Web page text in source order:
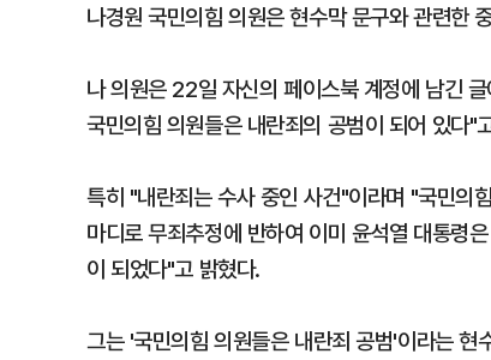
나경원 국민의힘 의원은 현수막 문구와 관련한
나 의원은 22일 자신의 페이스북 계정에 남긴
국민의힘 의원들은 내란죄의 공범이 되어 있다"
특히 "내란죄는 수사 중인 사건"이라며 "국민의
마디로 무죄추정에 반하여 이미 윤석열 대통령
이 되었다"고 밝혔다.
그는 '국민의힘 의원들은 내란죄 공범'이라는